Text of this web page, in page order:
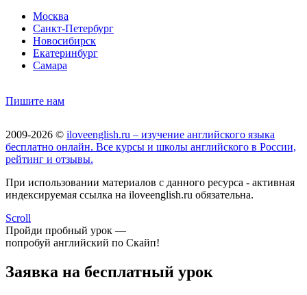
Москва
Санкт-Петербург
Новосибирск
Екатеринбург
Самара
Пишите нам
2009-2026 © iloveenglish.ru – изучение английского языка
бесплатно онлайн. Все курсы и школы английского в России,
рейтинг и отзывы.
При использовании материалов с данного ресурса - активная
индексируемая ссылка на iloveenglish.ru обязательна.
Scroll
Пройди пробный урок —
попробуй английский по Скайп!
Заявка на бесплатный урок